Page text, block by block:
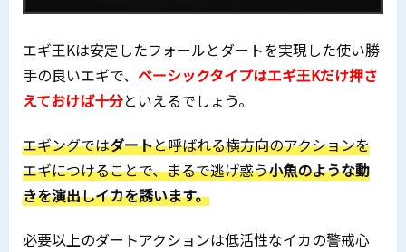
エギ王Kは安定したフォールとダートを実現した使い勝
手の良いエギで、 ベーシックタイプはエギ王Kだけ押さ
えておけば十分といえるでしょう。
エギングではダートと呼ばれる横方向のアクションを
エギにつけることで、まるで逃げ惑う小魚のような動
きを演出しイカを誘います。
必要以上のダートアクションは低活性なイカの警戒心